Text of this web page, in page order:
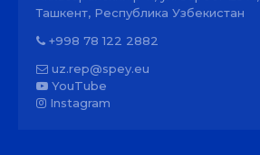
Ташкент, Республика Узбекистан
+998 78 122 2882
uz.rep@spey.eu
YouTube
Instagram